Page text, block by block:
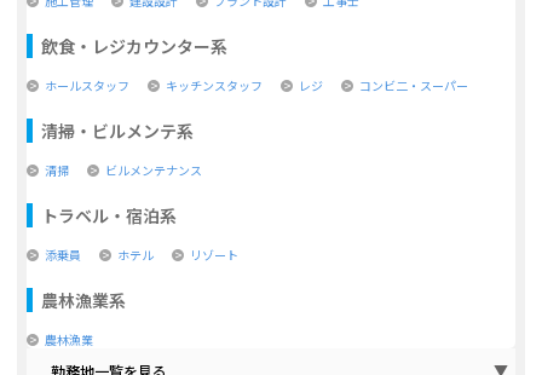
飲食・レジカウンター系
ホールスタッフ キッチンスタッフ レジ コンビ二・スーパー
清掃・ビルメンテ系
清掃 ビルメンテナンス
トラベル・宿泊系
添乗員 ホテル リゾート
農林漁業系
農林漁業
勤務地一覧を見る